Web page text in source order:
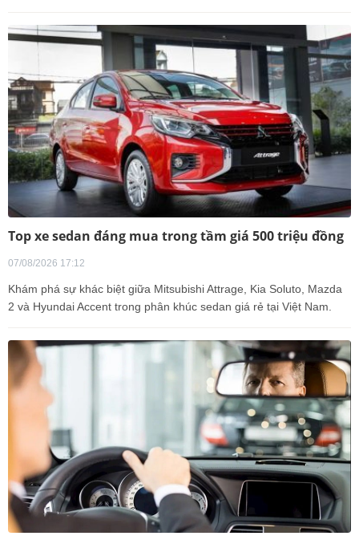
Top xe sedan đáng mua trong tầm giá 500 triệu đồng
07/08/2026 17:12
Khám phá sự khác biệt giữa Mitsubishi Attrage, Kia Soluto, Mazda
2 và Hyundai Accent trong phân khúc sedan giá rẻ tại Việt Nam.